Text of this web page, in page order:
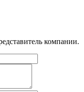
компании.